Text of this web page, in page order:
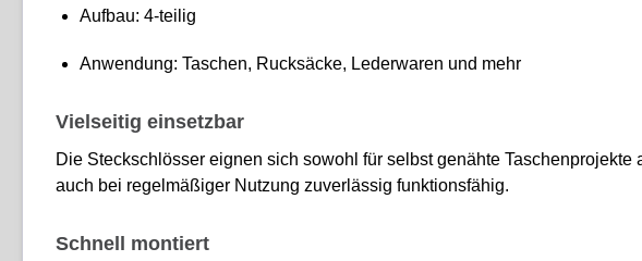
Aufbau: 4-teilig
Anwendung: Taschen, Rucksäcke, Lederwaren und mehr
Vielseitig einsetzbar
Die Steckschlösser eignen sich sowohl für selbst genähte
auch bei regelmäßiger Nutzung zuverlässig funktionsfähig.
Schnell montiert